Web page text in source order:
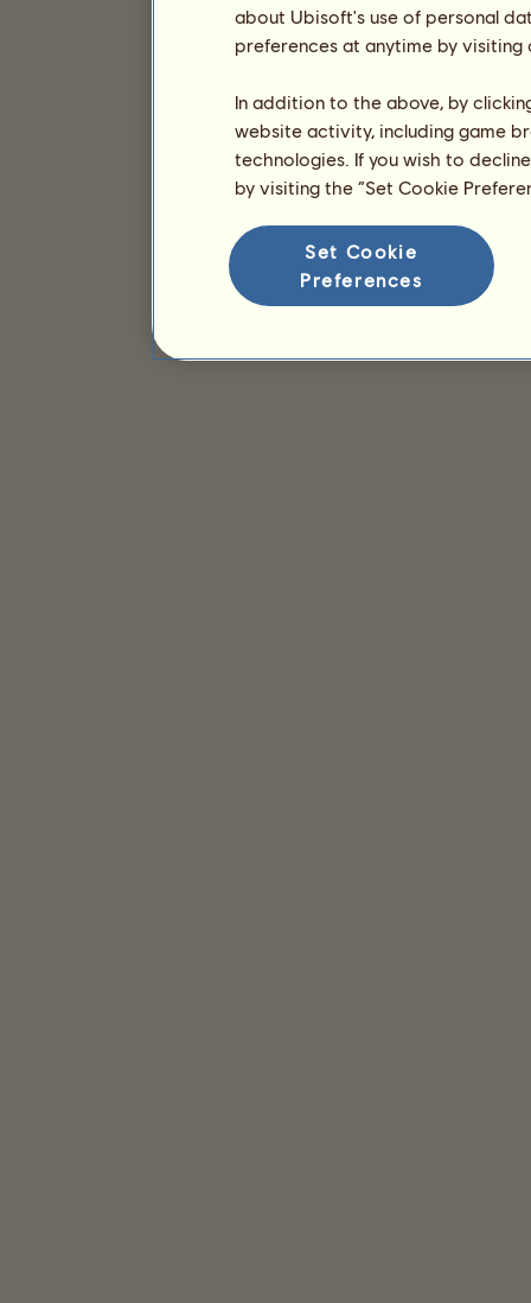
about Ubisoft's use of personal
preferences at anytime by
In addition to the above, by
website activity, including game
technologies. If you wish to
by visiting the “Set Cookie
Set Cookie
Preferences